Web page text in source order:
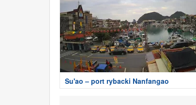
Su'ao – port rybacki Nanfangao